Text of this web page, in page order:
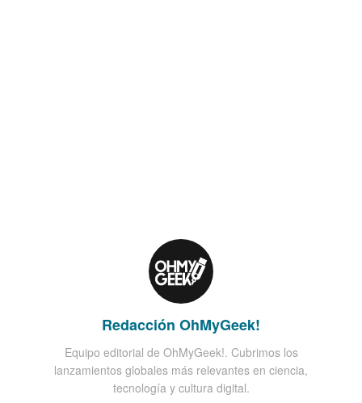
Redacción OhMyGeek!
Equipo editorial de OhMyGeek!. Cubrimos los
lanzamientos globales más relevantes en ciencia,
tecnología y cultura digital.